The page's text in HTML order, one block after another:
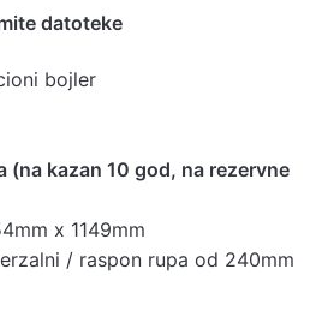
datoteke
bojler
(na kazan 10 god, na rezervne
x 1149mm
/ raspon rupa od 240mm
ovde